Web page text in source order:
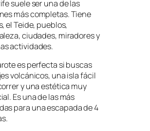
suele ser una de las
más completas. Tiene
el Teide, pueblos,
ciudades, miradores y
actividades.
es perfecta si buscas
volcánicos, una isla fácil
y una estética muy
Es una de las más
para una escapada de 4